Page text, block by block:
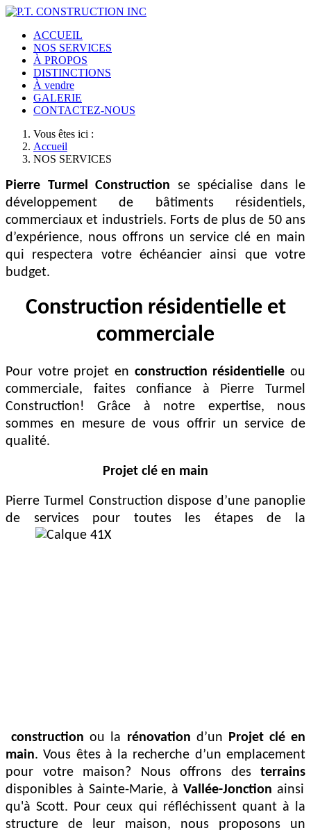
ACCUEIL
NOS SERVICES
À PROPOS
DISTINCTIONS
À vendre
GALERIE
CONTACTEZ-NOUS
Vous êtes ici :
Accueil
NOS SERVICES
Pierre Turmel Construction se spécialise dans le
développement de bâtiments résidentiels,
commerciaux et industriels. Forts de plus de 50 ans
d’expérience, nous offrons un service clé en main
qui respectera votre échéancier ainsi que votre
budget.
Construction résidentielle et
commerciale
Pour votre projet en construction résidentielleou
commerciale, faites confiance à Pierre Turmel
Construction! Grâce à notre expertise, nous
sommes en mesure de vous offrir un service de
qualité.
Projet clé en main
Pierre Turmel Construction dispose d’une panoplie
de services pour toutes les étapes de la
construction ou la rénovation d’un Projet clé en
main. Vous êtes à la recherche d’un emplacement
pour votre maison? Nous offrons des terrains
disponibles à Sainte-Marie, à Vallée-Jonction ainsi
qu'à Scott. Pour ceux qui réfléchissent quant à la
structure de leur maison, nous proposons un